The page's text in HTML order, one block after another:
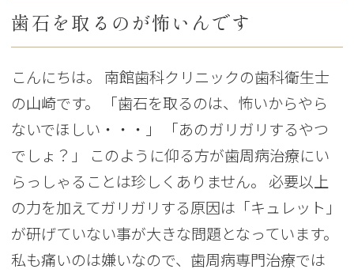
歯石を取るのが怖いんです
こんにちは。 南館歯科クリニックの歯科衛生士
の山崎です。 「歯石を取るのは、怖いからやら
ないでほしい・・・」 「あのガリガリするやつ
でしょ？」 このように仰る方が歯周病治療にい
らっしゃることは珍しくありません。 必要以上
の力を加えてガリガリする原因は「キュレット」
が研げていない事が大きな問題となっています。
私も痛いのは嫌いなので、歯周病専門治療では